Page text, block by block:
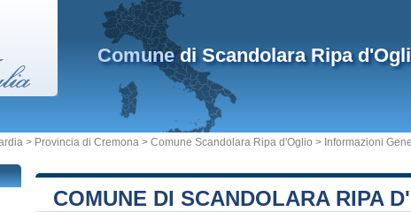
Comunedi Scandolara Ripa
> Provincia di Cremona > Comune Scandolara Ripa d'Oglio > Informazioni
COMUNE DI SCANDOLARA RIPA